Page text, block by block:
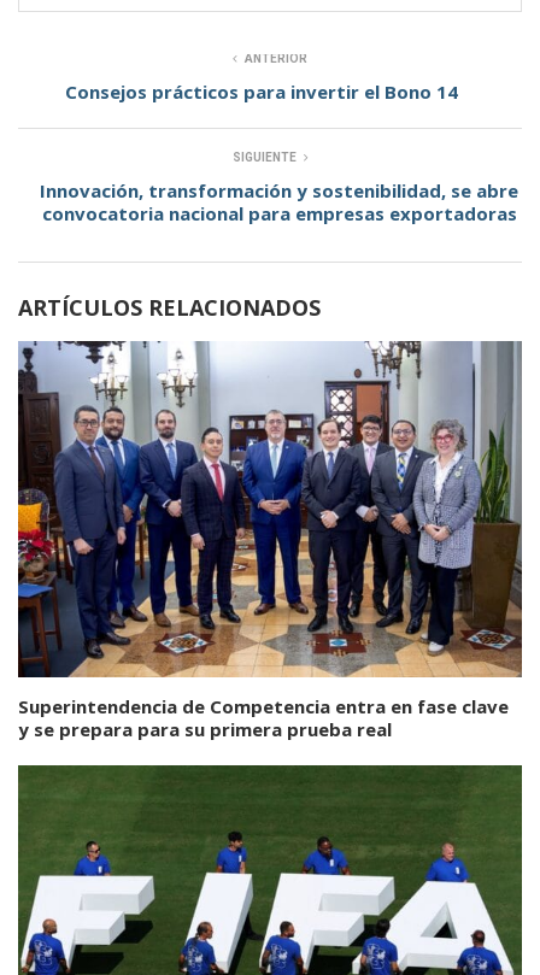
ANTERIOR
Consejos prácticos para invertir el Bono 14
SIGUIENTE
Innovación, transformación y sostenibilidad, se abre
convocatoria nacional para empresas exportadoras
ARTÍCULOS RELACIONADOS
Superintendencia de Competencia entra en fase clave
y se prepara para su primera prueba real